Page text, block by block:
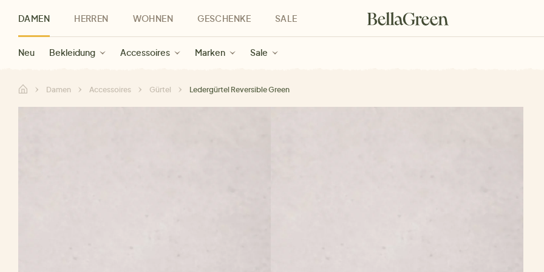
DAMEN
Neu Bekleidung Accessoires Marken Sale
HERREN
Herren Neu Bekleidung Marken Sale
WOHNEN
Kategorien Marken Sale
GESCHENKE
Geschenke für Frauen Geschenke für Männer Geschenke für Kinder
SALE
Sale Damen Sale Herren
Damen Accessoires Gürtel Ledergürtel Reversible Green